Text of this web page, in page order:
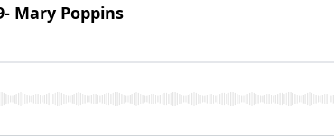
Mary Poppins